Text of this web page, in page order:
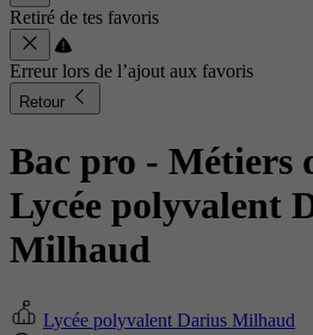
Retiré de tes favoris
Erreur lors de l’ajout aux favoris
Retour
Bac pro - Métiers
Lycée polyvalent
Milhaud
Lycée polyvalent Darius Milhaud